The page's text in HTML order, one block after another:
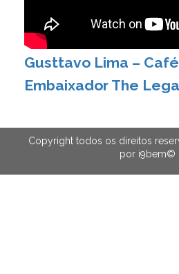
Gusttavo Lima –
Embaixador The
Copyright todos os direitos
por i9bem©